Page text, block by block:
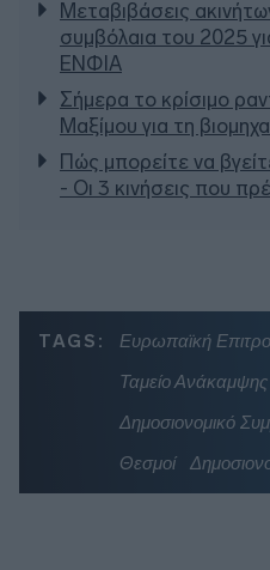
Μεταβιβάσεις
συμβόλαια του 2025
ΕΝΦΙΑ
Σήμερα το κρίσιμο
Μαξίμου για τη
Πώς μπορείτε να
- Οι 3 κινήσεις που
TAGS:
Ευρωπαϊκή
Ταμείο Ανάκαμψης
Δημοσιονομικό
Θεσμοί